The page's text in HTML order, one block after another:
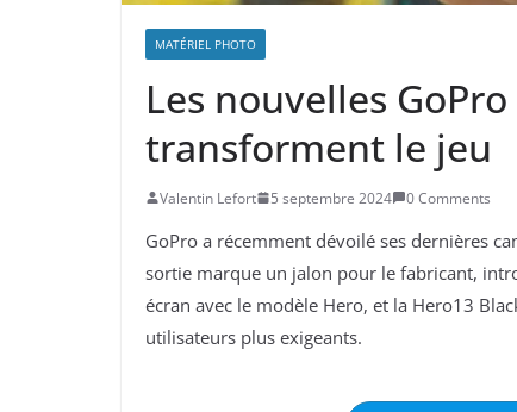
MATÉRIEL PHOTO
Les nouvelles
transforment le jeu
Valentin Lefort 5 septembre 2024 0 Comments
GoPro a récemment dévoilé ses dernières
sortie marque un jalon pour le fabricant,
écran avec le modèle Hero, et la Hero13
utilisateurs plus exigeants.